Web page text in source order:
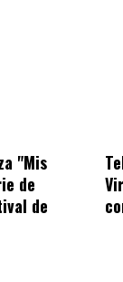
"Mis
de
de